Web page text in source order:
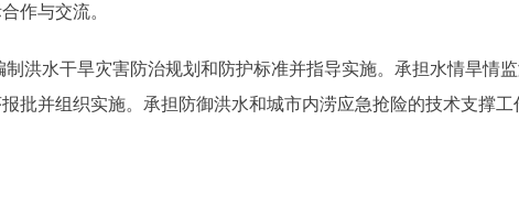
作与交流。
水干旱灾害防治规划和防护标准并指导实施。承担水情旱情
批并组织实施。承担防御洪水和城市内涝应急抢险的技术支撑工